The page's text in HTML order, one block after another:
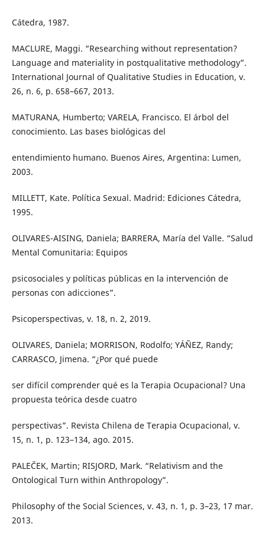
Cátedra, 1987.
MACLURE, Maggi. “Researching without representation?
Language and materiality in postqualitative methodology”.
International Journal of Qualitative Studies in Education, v.
26, n. 6, p. 658–667, 2013.
MATURANA, Humberto; VARELA, Francisco. El árbol del
conocimiento. Las bases biológicas del
entendimiento humano. Buenos Aires, Argentina: Lumen,
2003.
MILLETT, Kate. Política Sexual. Madrid: Ediciones Cátedra,
1995.
OLIVARES-AISING, Daniela; BARRERA, María del Valle. “Salud
Mental Comunitaria: Equipos
psicosociales y políticas públicas en la intervención de
personas con adicciones”.
Psicoperspectivas, v. 18, n. 2, 2019.
OLIVARES, Daniela; MORRISON, Rodolfo; YÁÑEZ, Randy;
CARRASCO, Jimena. “¿Por qué puede
ser difícil comprender qué es la Terapia Ocupacional? Una
propuesta teórica desde cuatro
perspectivas”. Revista Chilena de Terapia Ocupacional, v.
15, n. 1, p. 123–134, ago. 2015.
PALEČEK, Martin; RISJORD, Mark. “Relativism and the
Ontological Turn within Anthropology”.
Philosophy of the Social Sciences, v. 43, n. 1, p. 3–23, 17 mar.
2013.